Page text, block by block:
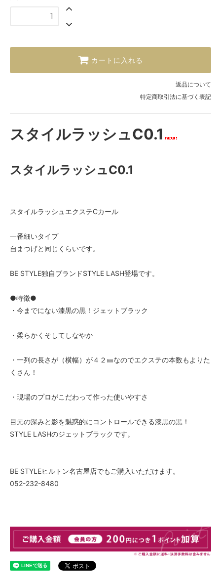
カートに入れる
返品について
特定商取引法に基づく表記
スタイルラッシュC0.1
スタイルラッシュC0.1
スタイルラッシュエクステCカール
一番細いタイプ
自まつげと同じくらいです。
BE STYLE独自ブランドSTYLE LASH登場です。
●特徴●
・今までにない漆黒の黒！ジェットブラック
・柔らかくそしてしなやか
・一列の長さが（横幅）が４２㎜なのでエクステの本数もよりた
くさん！
・現場のプロがこだわって作った使いやすさ
目元の深みと影を魅惑的にコントロールできる漆黒の黒！
STYLE LASHのジェットブラックです。
BE STYLEヒルトン名古屋店でもご購入いただけます。
052-232-8480